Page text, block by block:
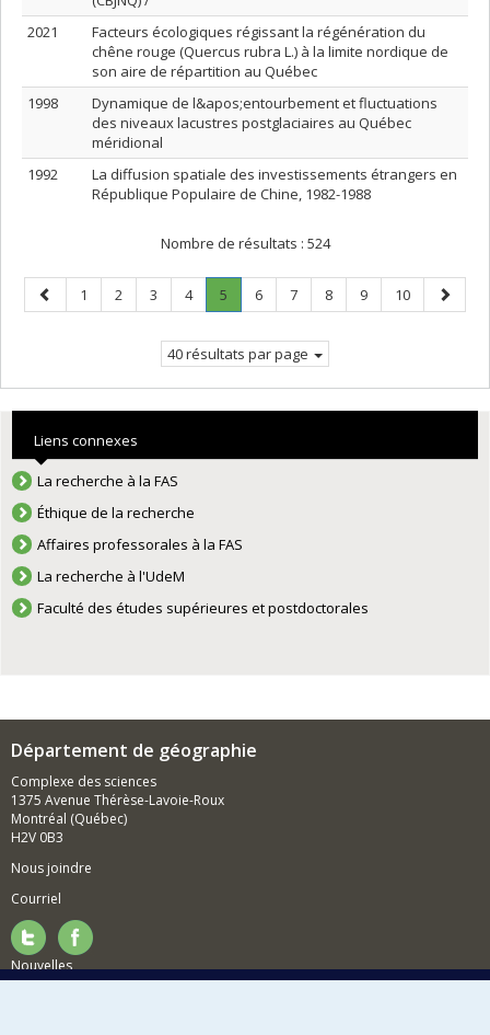
2021
Facteurs écologiques régissant la régénération du
chêne rouge (Quercus rubra L.) à la limite nordique de
son aire de répartition au Québec
1998
Dynamique de l&apos;entourbement et fluctuations
des niveaux lacustres postglaciaires au Québec
méridional
1992
La diffusion spatiale des investissements étrangers en
République Populaire de Chine, 1982-1988
Nombre de résultats : 524
Page
précédente
Page
1 Page
2 Page
3 Page
4 Page
5
Page
Page
6 Page
7 Page
8 Page
9 Page
10
Page
40 résultats par page
Liens connexes
La recherche à la FAS
Éthique de la recherche
Affaires professorales à la FAS
La recherche à l'UdeM
Faculté des études supérieures et postdoctorales
Département de géographie
Complexe des sciences
1375 Avenue Thérèse-Lavoie-Roux
Montréal (Québec)
H2V 0B3
Nous joindre
Courriel
Nouvelles